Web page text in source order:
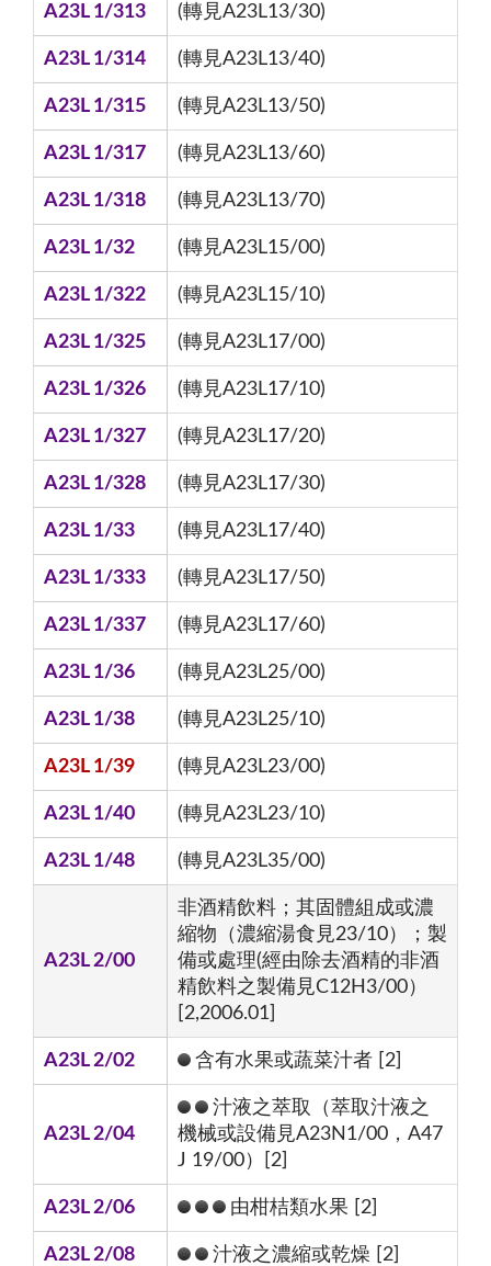
A23L 1/313 (轉見A23L13/30)
A23L 1/314 (轉見A23L13/40)
A23L 1/315 (轉見A23L13/50)
A23L 1/317 (轉見A23L13/60)
A23L 1/318 (轉見A23L13/70)
A23L 1/32 (轉見A23L15/00)
A23L 1/322 (轉見A23L15/10)
A23L 1/325 (轉見A23L17/00)
A23L 1/326 (轉見A23L17/10)
A23L 1/327 (轉見A23L17/20)
A23L 1/328 (轉見A23L17/30)
A23L 1/33 (轉見A23L17/40)
A23L 1/333 (轉見A23L17/50)
A23L 1/337 (轉見A23L17/60)
A23L 1/36 (轉見A23L25/00)
A23L 1/38 (轉見A23L25/10)
A23L 1/39 (轉見A23L23/00)
A23L 1/40 (轉見A23L23/10)
A23L 1/48 (轉見A23L35/00)
A23L 2/00
非酒精飲料；其固體組成或濃
縮物（濃縮湯食見23/10）；製
備或處理(經由除去酒精的非酒
精飲料之製備見C12H3/00）
[2,2006.01]
A23L 2/02 含有水果或蔬菜汁者 [2]
A23L 2/04
汁液之萃取（萃取汁液之
機械或設備見A23N1/00，A47
J 19/00）[2]
A23L 2/06 由柑桔類水果 [2]
A23L 2/08 汁液之濃縮或乾燥 [2]